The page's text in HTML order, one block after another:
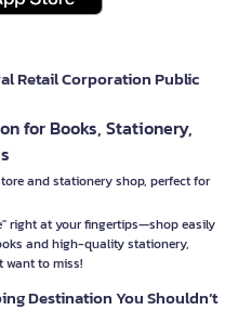
Retail Corporation Public
for Books, Stationery,
and stationery shop, perfect for
right at your fingertips—shop easily
and high-quality stationery,
want to miss!
Destination You Shouldn’t